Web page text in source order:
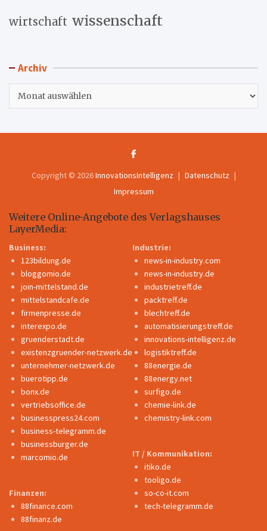
wirtschaft wissenschaft
Archiv
Copyright © 2026InnovationsIntelligenz
Datenschutz
Impressum
Weitere Online-Angebote des Verlagshauses
LayerMedia:
Business:
123bildung.de
bloggomio.de
join-mittelstand.de
mittelstandcafe.de
firmenpresse.de
interexpo.de
gruenderstadt.de
existenzgruender-netzwerk.de
unternehmer-netzwerk.de
buerotipp.de
bonx.de
vertriebsoffice.de
businesspress24.com
business-telegramm.de
businessburger.de
marcomio.de
Finanzen:
88finance.com
88finanz.de
Industrie:
news-in-industry.com
news-in-industry.de
industrietreff.de
packtreff.de
blechtreff.de
automatisierungstreff.de
innovations-intelligenz.de
logistiktreff.de
88energie.de
88energy.net
surfigo.de
chemie-link.de
chemistry-link.com
IT / Kommunikation:
itiko.de
tooligo.de
so-co-it.com
tech-telegramm.de